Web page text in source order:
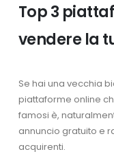
Top 3
vendere la
Se hai una vecchia
piattaforme online
famosi è,
annuncio gratuito e
acquirenti.